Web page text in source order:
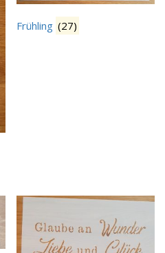
Frühling (27)